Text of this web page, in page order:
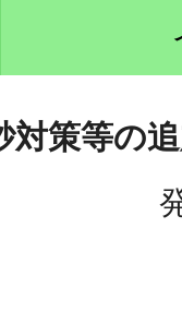
策等の追